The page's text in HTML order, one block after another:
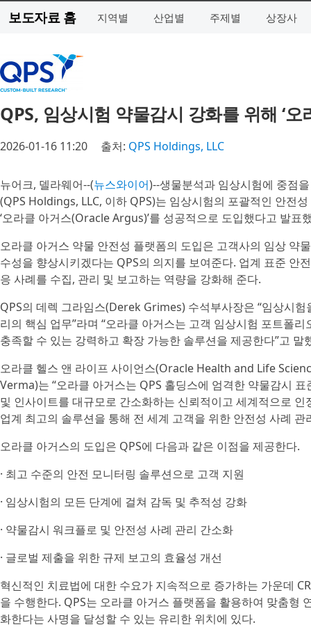
보도자료 홈 지역별 산업별 주제별 상장사
QPS, 임상시험 약물감시 강화를 위해 ‘
2026-01-16 11:20 출처: QPS Holdings, LLC
뉴어크, 델라웨어--(뉴스와이어)--생물분석과 임상시험에 중점
(QPS Holdings, LLC, 이하 QPS)는 임상시험의 포괄적인 안전
‘오라클 아거스(Oracle Argus)’를 성공적으로 도입했다고 발표
오라클 아거스 약물 안전성 플랫폼의 도입은 고객사의 임상 약
수성을 향상시키겠다는 QPS의 의지를 보여준다. 업계 표준 안
응 사례를 수집, 관리 및 보고하는 역량을 강화해 준다.
QPS의 데렉 그라임스(Derek Grimes) 수석부사장은 “임상시
리의 핵심 업무”라며 “오라클 아거스는 고객 임상시험 포트폴
충족할 수 있는 강력하고 확장 가능한 솔루션을 제공한다”고 말
오라클 헬스 앤 라이프 사이언스(Oracle Health and Life
Verma)는 “오라클 아거스는 QPS 홀딩스에 엄격한 약물감시
및 인사이트를 대규모로 간소화하는 신뢰적이고 세계적으로
업계 최고의 솔루션을 통해 전 세계 고객을 위한 안전성 사례
오라클 아거스의 도입은 QPS에 다음과 같은 이점을 제공한다.
· 최고 수준의 안전 모니터링 솔루션으로 고객 지원
· 임상시험의 모든 단계에 걸쳐 감독 및 추적성 강화
· 약물감시 워크플로 및 안전성 사례 관리 간소화
· 글로벌 제출을 위한 규제 보고의 효율성 개선
혁신적인 치료법에 대한 수요가 지속적으로 증가하는 가운데
을 수행한다. QPS는 오라클 아거스 플랫폼을 활용하여 맞춤형
화한다는 사명을 달성할 수 있는 유리한 위치에 있다.